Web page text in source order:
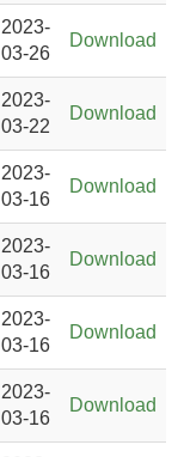
2023-
03-26
Download
2023-
03-22
Download
2023-
03-16
Download
2023-
03-16
Download
2023-
03-16
Download
2023-
03-16
Download